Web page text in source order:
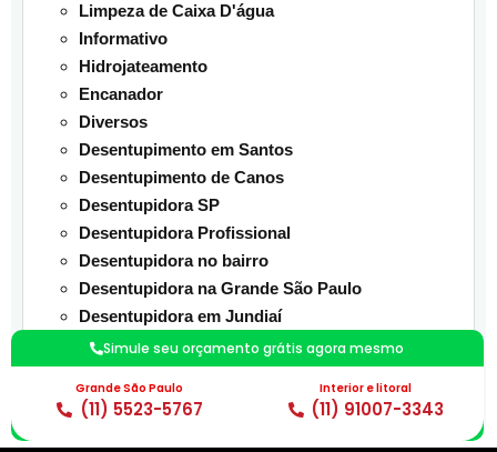
Limpeza de Caixa D'água
Informativo
Hidrojateamento
Encanador
Diversos
Desentupimento em Santos
Desentupimento de Canos
Desentupidora SP
Desentupidora Profissional
Desentupidora no bairro
Desentupidora na Grande São Paulo
Desentupidora em Jundiaí
Dedetizadora
Controle de Pragas
Caça Vazamento
Simule seu orçamento grátis agora mesmo
Grande São Paulo
(11) 5523-5767
Interior e litoral
(11) 91007-3343